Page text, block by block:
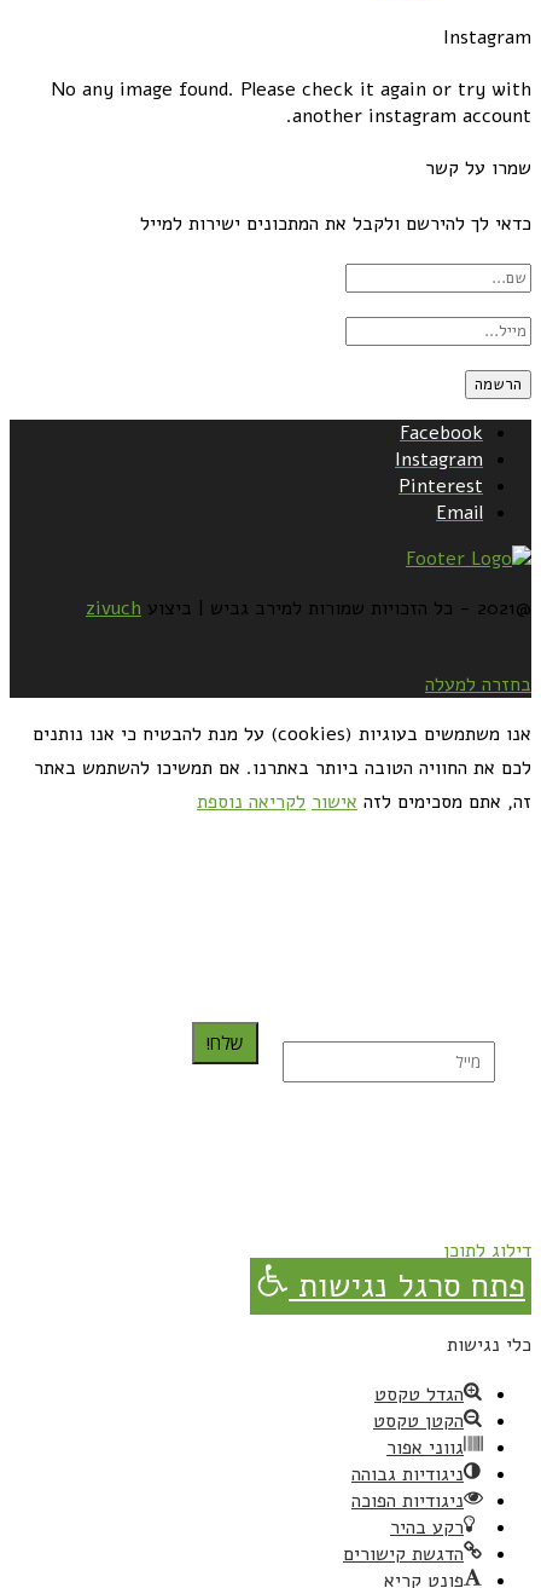
Instagram
No any image found. Please check it again or try with
another instagram account.
שמרו על קשר
כדאי לך להירשם ולקבל את המתכונים ישירות למייל
Facebook
Instagram
Pinterest
Email
@2021 - כל הזכויות שמורות למירב גביש | ביצוע zivuch
בחזרה למעלה
אנו משתמשים בעוגיות (cookies) על מנת להבטיח כי אנו נותנים
לכם את החוויה הטובה ביותר באתרנו. אם תמשיכו להשתמש באתר
זה, אתם מסכימים לזה אישור לקריאה נוספת
שלח!
דילוג לתוכן
פתח סרגל נגישות
כלי נגישות
הגדל טקסט
הקטן טקסט
גווני אפור
ניגודיות גבוהה
ניגודיות הפוכה
רקע בהיר
הדגשת קישורים
פונט קריא